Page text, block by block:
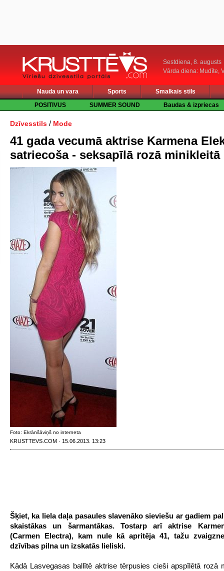
Sestdiena, 8. augusts
Vārda diena: Mudīte,
Nauda un vara Sports
Smalkais stils
POSITIVUS
SUMMER SOUND Baudas & izpriecas
Dzīvesstils / Mode
41 gada vecumā aktrise Karmena
satriecoša - seksapīlā rozā minikleitā
Foto: Ekrānšāviņš no interneta
KRUSTTEVS.COM · 15.06.2013. 13:23
Šķiet, ka liela daļa pasaules slavenāko sieviešu ar gadiem
skaistākas un šarmantākas. Tostarp arī aktrise
(Carmen Electra), kam nule kā apritēja 41, tažu
dzīvības pilna un izskatās lieliski.
Kādā Lasvegasas ballītē aktrise tērpusies cieši apspīlētā rozā